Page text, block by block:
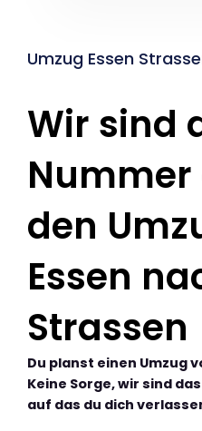
Umzug Essen
Wir sind
den
Essen
Strassen
Du planst einen Umzug
Keine Sorge, wir sind
auf das du dich